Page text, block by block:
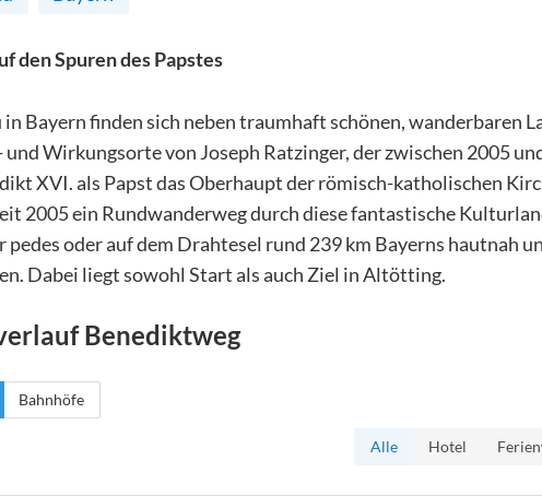
den Spuren des Papstes
in Bayern finden sich neben traumhaft schönen, wanderbaren
Wirkungsorte von Joseph Ratzinger, der zwischen 2005
XVI. als Papst das Oberhaupt der römisch-katholischen
2005 ein Rundwanderweg durch diese fantastische
pedes oder auf dem Drahtesel rund 239 km Bayerns hautnah
Dabei liegt sowohl Start als auch Ziel in Altötting.
Benediktweg
Bahnhöfe
Alle Hotel